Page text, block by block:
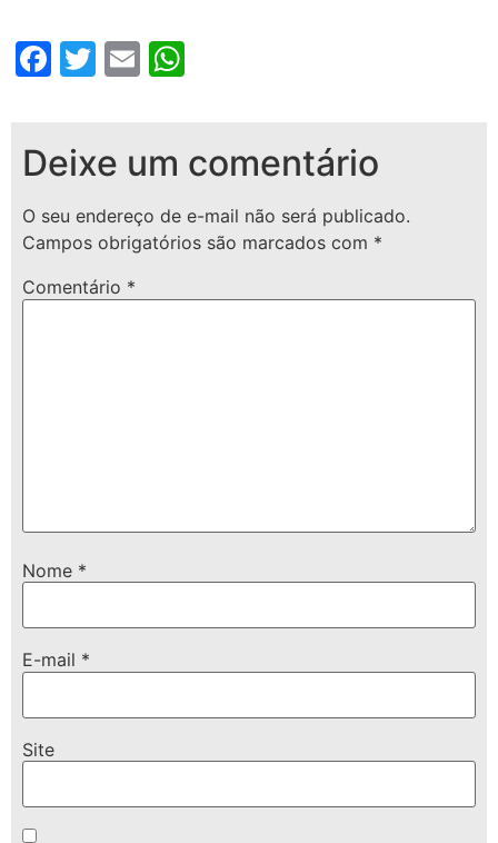
Facebook
Twitter
Email
Deixe um comentário
O seu endereço de e-mail não será publicado.
Campos obrigatórios são marcados com *
Comentário *
Nome *
E-mail *
Site